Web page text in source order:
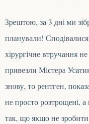
Зрештою, за 3 дні ми
планували!
хірургічне втручання
привезли Містера
знову, то рентген,
не просто розтрощені, а
так, що якщо не